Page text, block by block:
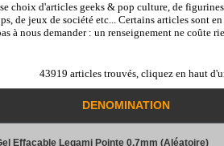
choix d'articles geeks & pop culture, de
de jeux de société etc... Certains articles sont
à nous demander : un renseignement ne coûte
43919 articles trouvés, cliquez en haut
DENOMINATION
Effaçable Legami Pointe 0,7mm (Aléatoire)